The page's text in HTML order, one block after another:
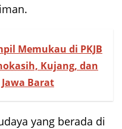
Memukau di PKJB
Kujang, dan
Barat
yang berada di